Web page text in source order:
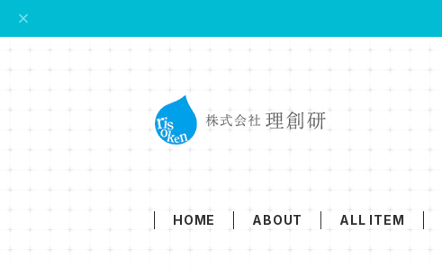
HOME ABOUT ALL ITEM